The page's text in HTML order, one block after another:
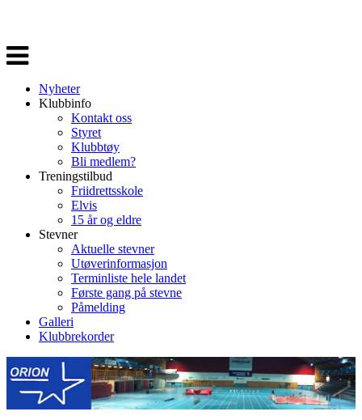
Veksle
navigasjon
Nyheter
Klubbinfo
Kontakt oss
Styret
Klubbtøy
Bli medlem?
Treningstilbud
Friidrettsskole
Elvis
15 år og eldre
Stevner
Aktuelle stevner
Utøverinformasjon
Terminliste hele landet
Første gang på stevne
Påmelding
Galleri
Klubbrekorder